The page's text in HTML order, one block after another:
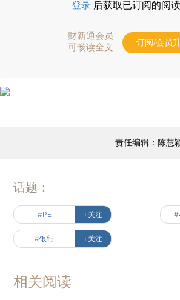
登录 后获取已订阅的阅
财新通会员
可畅读全文
订阅/会员
责任编辑：陈慧
话题：
#PE +关注 #
#银行 +关注
相关阅读